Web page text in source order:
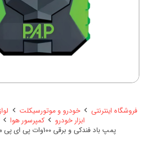
فروشگاه اینترنتی خودرو و موتورسیکلت
ابزار خودرو
کمپرسور هوا
پمپ باد فندکی و برقی 100وات پی ای پی مدل AC1501